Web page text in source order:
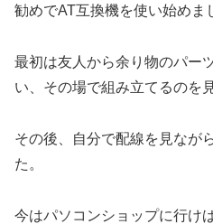
勧めでAT互換機を使い始めま
最初は友人から余り物のパー
い、その場で組み立てるのを
その後、自分で配線を見なが
た。
今はパソコンショップに行け